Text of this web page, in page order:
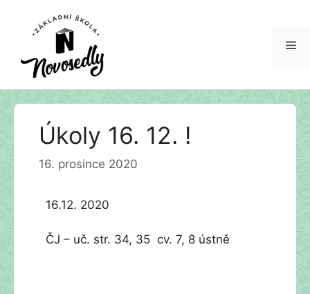
Přeskočit
Úkoly 16. 12. !
16. prosince 2020
16.12. 2020
ČJ – uč. str. 34, 35 cv. 7, 8 ústně